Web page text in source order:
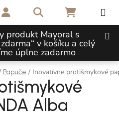
produkt Mayoral s
v košíku a celý
úplne zadarmo
Hľadať NÁKUPNÝ
Papuče / Inovatívne protišmykové
Alba